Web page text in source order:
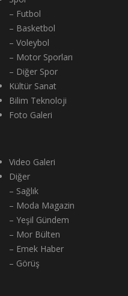
– Futbol
– Basketbol
– Voleybol
– Motor Sporları
– Diğer Spor
Kültür Sanat
Bilim Teknoloji
Foto Galeri
Video Galeri
Diğer
– Sağlık
– Moda Magazin
– Yeşil Gündem
– Mor Bülten
– Emek Haber
– Görüş